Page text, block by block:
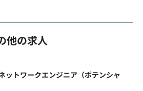
他の求人
ットワークエンジニア（ポテンシャ